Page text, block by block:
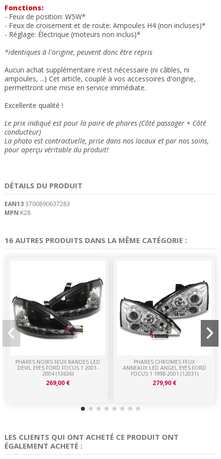
Fonctions:
- Feux de position: W5W*
- Feux de croisement et de route: Ampoules H4 (non incluses)*
- Réglage: Électrique (moteurs non inclus)*
*identiques à l'origine, peuvent donc être repris
Aucun achat supplémentaire n'est nécessaire (ni câbles, ni
ampoules, ...) Cet article, couplé à vos accessoires d'origine,
permettront une mise en service immédiate.
Excellente qualité !
Le prix indiqué est pour la paire de phares (Côté passager + Côté
conducteur)
La photo est contractuelle, prise dans nos locaux et par nos soins,
pour aperçu véritable du produit!
DÉTAILS DU PRODUIT
EAN133700890637283
MPN K28
16 AUTRES PRODUITS DANS LA MÊME CATÉGORIE :
PHARES NOIRS FEUX BANDES LED
DEVIL EYES FORD FOCUS 1 2001-
2004 (13636)
269,00 €
PHARES CHROMES FEUX
ANNEAUX LED ANGEL EYES FORD
FOCUS 1 1998-2001 (12031)
279,90 €
LES CLIENTS QUI ONT ACHETÉ CE PRODUIT ONT
ÉGALEMENT ACHETÉ :